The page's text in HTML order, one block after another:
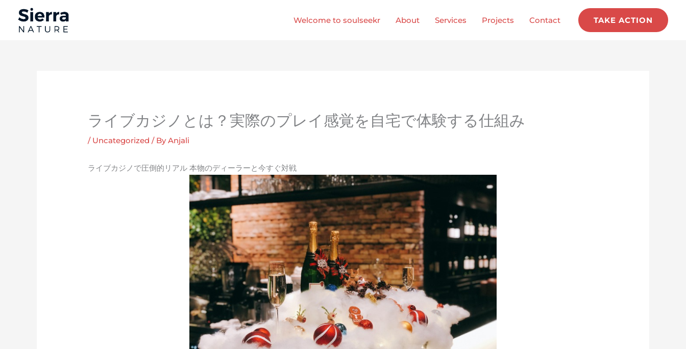
content
Welcome to soulseekr About Services Projects Contact TAKE ACTION
ライブカジノとは？実際のプレイ感覚を自宅で体験する仕組み
/ Uncategorized / ByAnjali
ライブカジノで圧倒的リアル 本物のディーラーと今すぐ対戦